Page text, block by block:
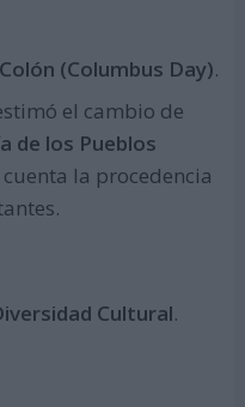
(Columbus Day).
el cambio de
de los Pueblos
la procedencia
Cultural.